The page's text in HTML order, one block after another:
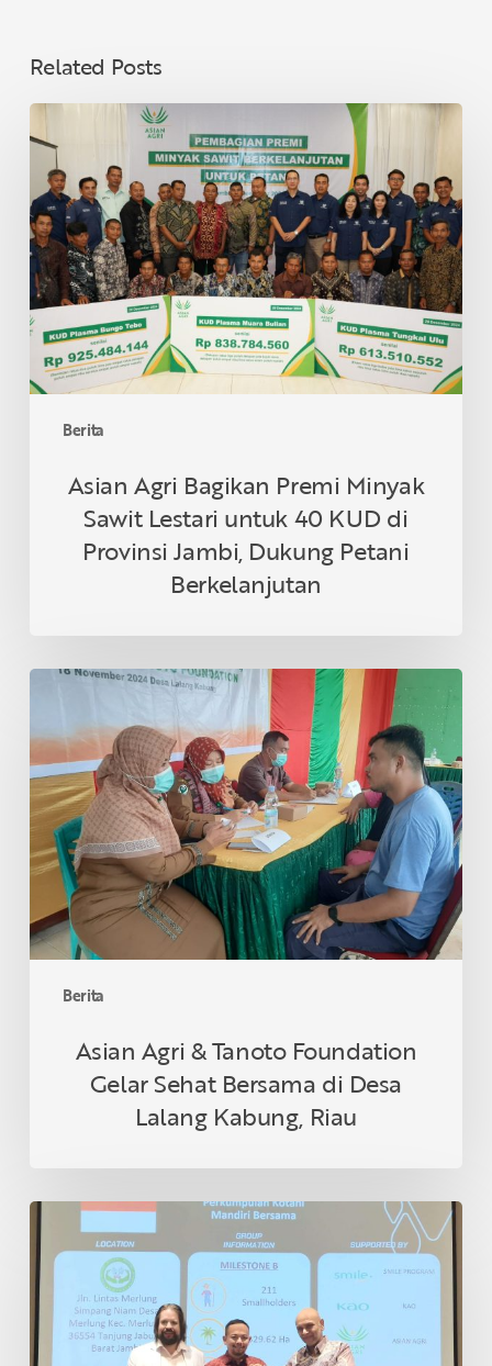
Related Posts
Berita
Asian
Agri
Bagikan
Premi
Minyak
Sawit
Lestari
untuk
40
KUD
di
Provinsi
Dukung
Petani
Berkelanjutan
Asian Agri Bagikan Premi Minyak
Sawit Lestari untuk 40 KUD di
Provinsi Jambi, Dukung Petani
Berkelanjutan
Berita
Asian
&
Tanoto
Foundation
Gelar
Sehat
Bersama
Desa
Lalang
Asian Agri & Tanoto Foundation
Gelar Sehat Bersama di Desa
Lalang Kabung, Riau
Petani
Swadaya
Indonesia
Raih
Sertifikasi
RSPO